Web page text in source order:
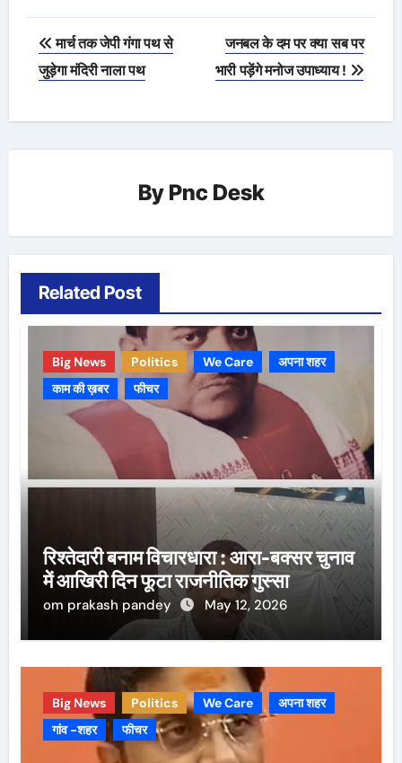
Post
navigation
मार्च तक जेपी गंगा पथ से
जुड़ेगा मंदिरी नाला पथ
जनबल के दम पर क्या सब पर
भारी पड़ेंगे मनोज उपाध्याय !
By Pnc Desk
Related Post
Big News Politics We Care
अपना शहर
काम की ख़बर
फीचर
रिश्तेदारी बनाम विचारधारा : आरा-बक्सर चुनाव
में आखिरी दिन फूटा राजनीतिक गुस्सा
om prakash pandey May 12, 2026
Big News Politics We Care
अपना शहर
गांव -शहर
फीचर